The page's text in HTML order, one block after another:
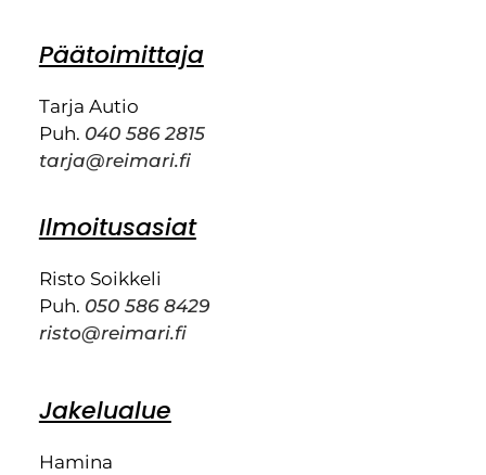
Päätoimittaja
Tarja Autio
Puh. 040 586 2815
tarja@reimari.fi
Ilmoitusasiat
Risto Soikkeli
Puh. 050 586 8429
risto@reimari.fi
Jakelualue
Hamina